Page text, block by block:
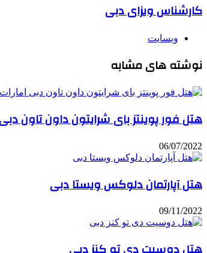
کارشناس ویزای دبی
وبسایت
نوشته های مشابه
هتل فور پوینتز بای شرایتون داون تاون
06/07/2022
هتل آپارتمان دلوکس ویستا دبی
09/11/2022